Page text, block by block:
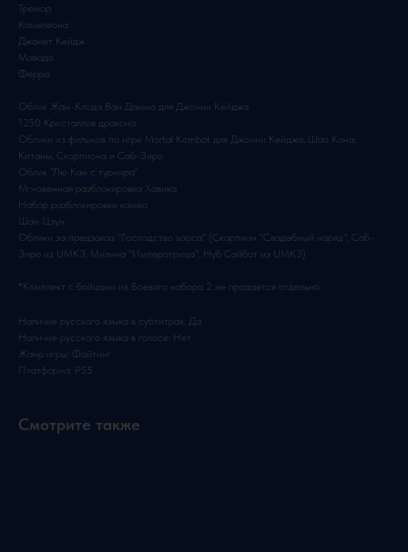
Тремор
Камелеона
Джанет Кейдж
Мавадо
Ферра
Облик Жан-Клода Ван Дамма для Джонни Кейджа
1250 Кристаллов дракона
Облики из фильмов по игре Mortal Kombat для Джонни Кейджа, Шао Кана,
Китаны, Скорпиона и Саб-Зиро
Облик "Лю Кан с турнира"
Мгновенная разблокировка Хавика
Набор разблокировки камео
Шан Цзун
Облики за предзаказ "Господство хаоса" (Скорпион "Свадебный наряд", Саб-
Зиро из UMK3, Милина "Императрица", Нуб Сайбот из UMK3)
*Комплект с бойцами из Боевого набора 2 не продается отдельно
Наличие русского языка в субтитрах: Да
Наличие русского языка в голосе: Нет
Жанр игры: Файтинг
Платформа: PS5
Смотрите также